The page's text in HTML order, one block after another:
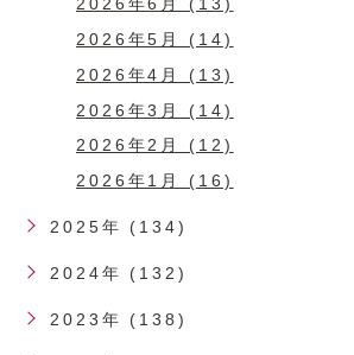
2026年5月 (14)
2026年4月 (13)
2026年3月 (14)
2026年2月 (12)
2026年1月 (16)
2025年 (134)
2024年 (132)
2023年 (138)